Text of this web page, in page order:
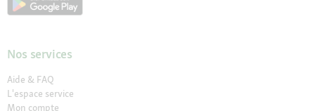
Nos services
Aide & FAQ
L'espace service
Mon compte